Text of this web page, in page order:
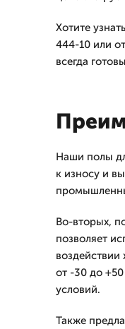
Хотите
444-10 или
всегда
Наши полы
к износу и
Во-вторых,
позволяет
от -30 до
условий.
Также